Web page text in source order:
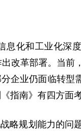
息化和工业化深
改革部署。当前
企业仍面临转型
指南》有四方面
略规划能力的问